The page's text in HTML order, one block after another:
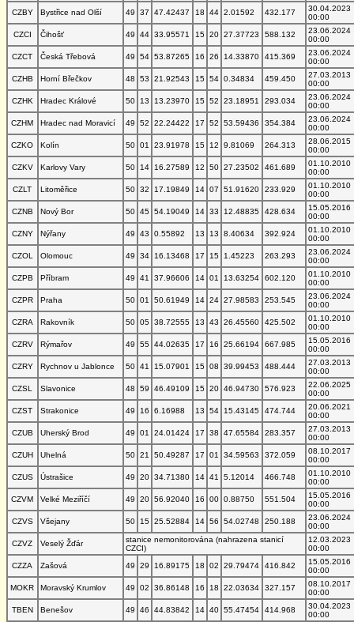
CZBY
Bystřice nad Olší 49 37 47.42437 18 44 2.01592 432.177
30.04.2023
00:00
CZCI
Čihošť 49 44 33.95571 15 20 27.37723 588.132
23.06.2024
00:00
CZCT
Česká Třebová 49 54 53.87265 16 26 14.33870 415.369
23.06.2024
00:00
CZHB
Horní Břečkov 48 53 21.92543 15 54 0.34834 459.450
27.03.2013
00:00
CZHK
Hradec Králové 50 13 13.23970 15 52 23.18951 293.034
23.06.2024
00:00
CZHM
Hradec nad Moravicí 49 52 22.24422 17 52 53.59436 354.384
23.06.2024
00:00
CZKO
Kolín 50 01 23.91978 15 12 9.81069 264.313
28.06.2015
00:00
CZKV
Karlovy Vary 50 14 16.27589 12 50 27.23502 461.689
01.10.2010
00:00
CZLT
Litoměřice 50 32 17.19849 14 07 51.91620 233.929
01.10.2010
00:00
CZNB
Nový Bor 50 45 54.19049 14 33 12.48835 428.634
15.05.2016
00:00
CZNY
Nýřany 49 43 0.55892 13 13 8.40634 392.924
01.10.2010
00:00
CZOL
Olomouc 49 34 16.13468 17 15 1.45223 263.293
23.06.2024
00:00
CZPB
Příbram 49 41 37.96606 14 01 13.63254 602.120
01.10.2010
00:00
CZPR
Praha 50 01 50.61949 14 24 27.98583 253.545
23.06.2024
00:00
CZRA
Rakovník 50 05 38.72555 13 43 26.45560 425.502
01.10.2010
00:00
CZRV
Rýmařov 49 55 44.02635 17 16 25.66194 667.985
15.05.2016
00:00
CZRY
Rychnov u Jablonce 50 41 15.07901 15 08 39.99453 488.444
27.03.2013
00:00
CZSL
Slavonice 48 59 46.49109 15 20 46.94730 576.923
22.06.2025
00:00
CZST
Strakonice 49 16 6.16988 13 54 15.43145 474.744
20.06.2021
00:00
CZUB
Uherský Brod 49 01 24.01424 17 38 47.65584 283.357
27.03.2013
00:00
CZUH
Uhelná 50 21 50.49287 17 01 34.59563 372.059
08.10.2017
00:00
CZUS
Ústrašice 49 20 34.71380 14 41 5.12014 466.748
01.10.2010
00:00
CZVM
Velké Meziříčí 49 20 56.92040 16 00 0.88750 551.504
15.05.2016
00:00
CZVS
Všejany 50 15 25.52884 14 56 54.02748 250.188
23.06.2024
00:00
CZVZ
Veselý Žďár
stanice nemonitorována (nahrazena stanicí
CZCI)
12.03.2023
00:00
CZZA
Zašová 49 29 16.89175 18 02 29.79474 416.842
15.05.2016
00:00
MOKR
Moravský Krumlov 49 02 36.86148 16 18 22.03634 327.157
08.10.2017
00:00
TBEN
Benešov 49 46 44.83842 14 40 55.47454 414.968
30.04.2023
00:00